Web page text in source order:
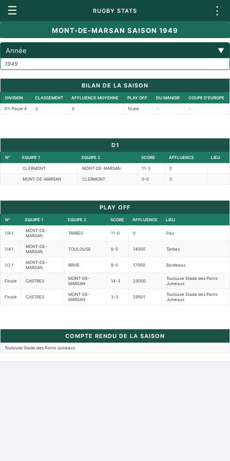
☰ RUGBY STATS ⋮
MONT-DE-MARSAN SAISON 1949
Année ▼
1949
BILAN DE LA SAISON
DIVISION CLASSEMENT AFFLUENCE MOYENNE PLAY OFF DU MANOIR COUPE D'EUROPE
D1-Poule 4 2 0 finale - -
D1
N° EQUIPE 1 EQUIPE 2 SCORE AFFLUENCE LIEU
CLERMONT MONT-DE-MARSAN 11-3 0
MONT-DE-MARSAN CLERMONT 0-0 0
PLAY OFF
N° EQUIPE 1 EQUIPE 2 SCORE AFFLUENCE LIEU
1/8 f
MONT-DE-
MARSAN
TARBES 11-0 0 Pau
1/4 f
MONT-DE-
MARSAN
TOULOUSE 6-5 14000 Tarbes
1/2 f
MONT-DE-
MARSAN
BRIVE 8-0 17000 Bordeaux
Finale CASTRES
MONT-DE-
MARSAN
14-3 23000
Toulouse Stade des Ponts
Jumeaux
Finale CASTRES
MONT-DE-
MARSAN
3-3 29501
Toulouse Stade des Ponts
Jumeaux
COMPTE RENDU DE LA SAISON
Toulouse Stade des Ponts Jumeaux